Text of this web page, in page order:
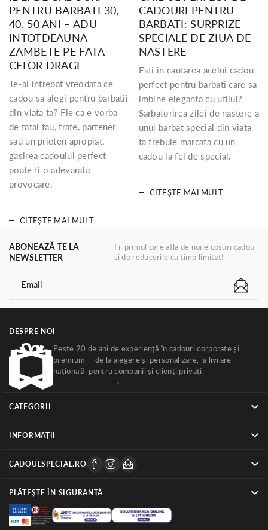
PENTRU BARBATI 30,
40, 50 ANI – ADU
INTOTDEAUNA
ZAMBETE PE FATA
CELOR DRAGI
Te-ai intrebat vreodata ce
cadou sa alegi pentru barbatii
din viata ta? Fie ca e vorba
de tatal tau, frate, partener
sau un prieten apropiat,
gasirea cadoului perfect
poate fi o adevarata
provocare.
CITEȘTE MAI MULT
CADOURI PENTRU
BARBATI: SURPRIZE
SPECIALE DE ZIUA DE
NASTERE
Esti in cautarea acelui cadou
perfect pentru barbati care sa
imbine eleganta cu utilul?
Sarbatorirea zilei de nastere a
unui barbat special din viata
ta trebuie marcata cu un
cadou la fel de special.
CITEȘTE MAI MULT
ABONEAZĂ-TE LA
NEWSLETTER
Fii primul care afla de noile cosuri cadou
si de reducerile cu timp limitat!
DESPRE NOI
Peste 20 de ani de experiență în cadouri corporate și
premium — de la alegere și personalizare, la livrare
națională, pentru companii și clienți privați.
·
CATEGORII
INFORMAŢII
CADOULSPECIAL.RO
PLĂTEȘTE ÎN SIGURANȚĂ